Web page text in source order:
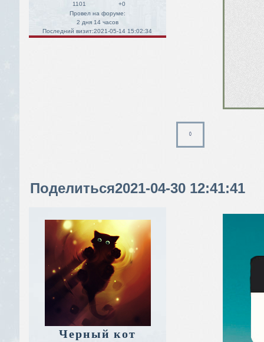
1101
+0
Провел на форуме:
2 дня 14 часов
Последний визит:2021-05-14 15:02:34
0
Поделиться2021-04-30 12:41:41
Черный кот